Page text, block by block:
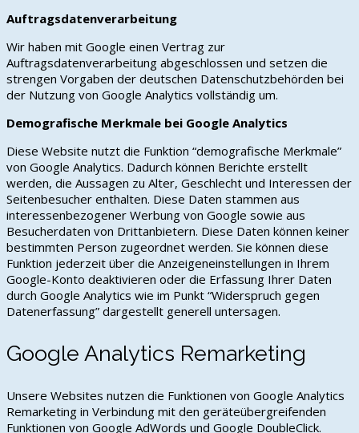
Auftragsdatenverarbeitung
Wir haben mit Google einen Vertrag zur
Auftragsdatenverarbeitung abgeschlossen und setzen die
strengen Vorgaben der deutschen Datenschutzbehörden bei
der Nutzung von Google Analytics vollständig um.
Demografische Merkmale bei Google Analytics
Diese Website nutzt die Funktion “demografische Merkmale”
von Google Analytics. Dadurch können Berichte erstellt
werden, die Aussagen zu Alter, Geschlecht und Interessen der
Seitenbesucher enthalten. Diese Daten stammen aus
interessenbezogener Werbung von Google sowie aus
Besucherdaten von Drittanbietern. Diese Daten können keiner
bestimmten Person zugeordnet werden. Sie können diese
Funktion jederzeit über die Anzeigeneinstellungen in Ihrem
Google-Konto deaktivieren oder die Erfassung Ihrer Daten
durch Google Analytics wie im Punkt “Widerspruch gegen
Datenerfassung” dargestellt generell untersagen.
Google Analytics Remarketing
Unsere Websites nutzen die Funktionen von Google Analytics
Remarketing in Verbindung mit den geräteübergreifenden
Funktionen von Google AdWords und Google DoubleClick.